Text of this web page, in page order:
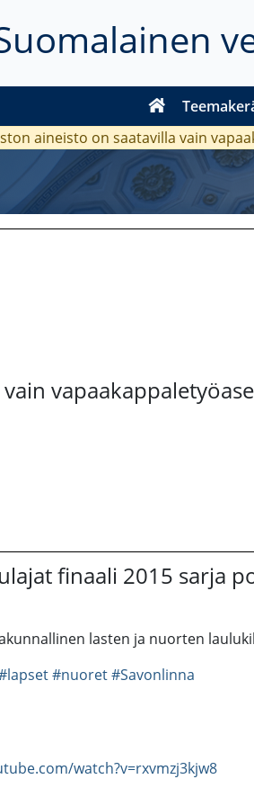
aineisto on saatavilla vain
finaali 2015 sarja
lasten ja nuorten
#nuoret#Savonlinna
watch?v=rxvmzj3kjw8